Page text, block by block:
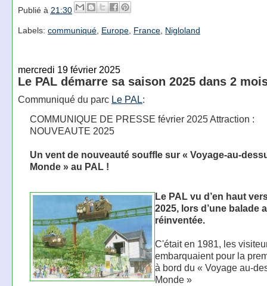
Publié à 21:30
Labels: communiqué, Europe, France, Nigloland
mercredi 19 février 2025
Le PAL démarre sa saison 2025 dans 2
Communiqué du parc Le PAL:
COMMUNIQUE DE PRESSE février 2025 Attraction :
NOUVEAUTE 2025
Un vent de nouveauté souffle sur « Voyage-au-
Monde » au PAL !
Le PAL vu d’en haut
2025, lors d’une balade
réinventée.
C'était en 1981, les
embarquaient pour la
à bord du « Voyage au-
Monde »